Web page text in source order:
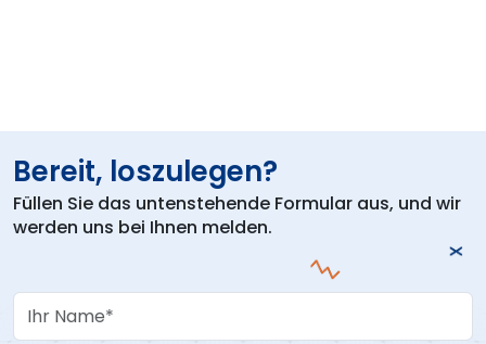
Bereit, loszulegen?
Füllen Sie das untenstehende Formular aus, und wir
werden uns bei Ihnen melden.
Your Name